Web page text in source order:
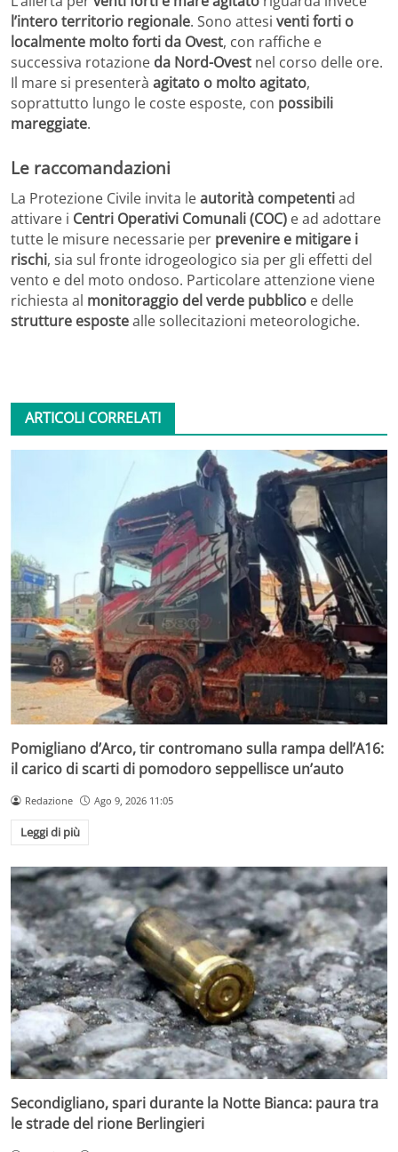
l’intero territorio regionale. Sono attesi venti forti o
localmente molto forti da Ovest, con raffiche e
successiva rotazione da Nord-Ovest nel corso delle ore.
Il mare si presenterà agitato o molto agitato,
soprattutto lungo le coste esposte, con possibili
mareggiate.
Le raccomandazioni
La Protezione Civile invita leautorità competentiad
attivare i Centri Operativi Comunali (COC) e ad adottare
tutte le misure necessarie per prevenire e mitigare i
rischi, sia sul fronte idrogeologico sia per gli effetti del
vento e del moto ondoso. Particolare attenzione viene
richiesta al monitoraggio del verde pubblico e delle
strutture espostealle sollecitazioni meteorologiche.
ARTICOLI CORRELATI
Pomigliano d’Arco, tir contromano sulla rampa dell’A16:
il carico di scarti di pomodoro seppellisce un’auto
Redazione Ago 9, 2026 11:05
Leggi di più
Secondigliano, spari durante la Notte Bianca: paura tra
le strade del rione Berlingieri